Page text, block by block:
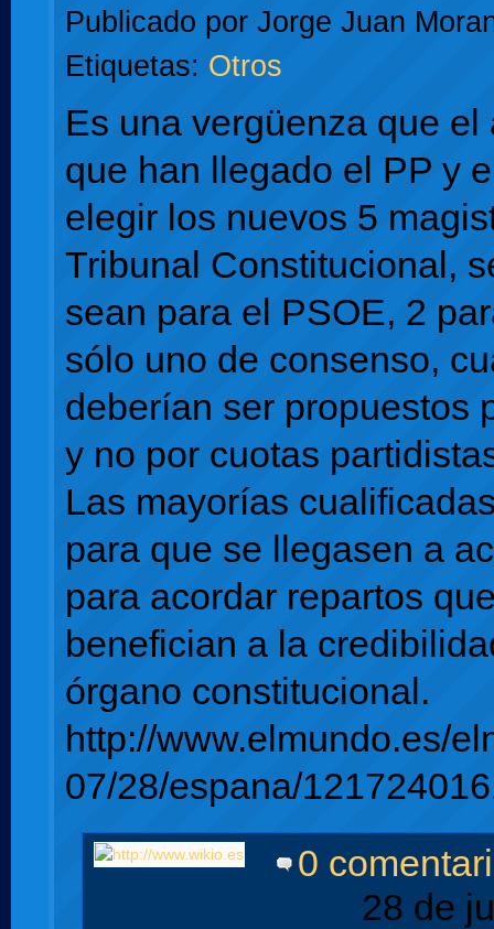
Publicado por Jorge Juan
Etiquetas: Otros
Es una vergüenza que el
que han llegado el PP y
elegir los nuevos 5
Tribunal Constitucional,
sean para el PSOE, 2
sólo uno de consenso,
deberían ser propuestos
y no por cuotas
Las mayorías
para que se llegasen a
para acordar repartos
benefician a la
órgano constitucional.
http://www.elmundo.es/
07/28/espana/
0
28 de